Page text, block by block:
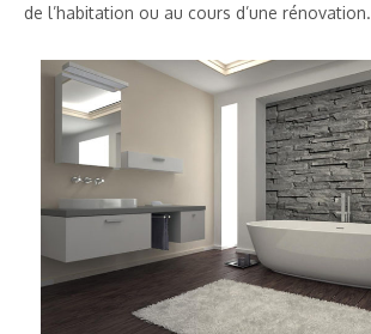
de l’habitation ou au cours d’une rénovation.